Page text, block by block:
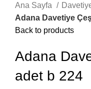
Ana Sayfa
Adana Davetiye
Back to products
Adana
adet b 224